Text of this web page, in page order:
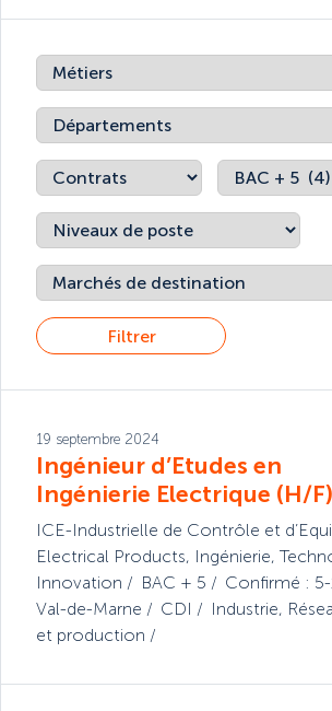
Filtrer
19 septembre 2024
Ingénieur d’Etudes en
Ingénierie Electrique (H/F)
ICE-Industrielle de Contrôle et
Electrical Products, Ingénierie,
Innovation
BAC + 5 Confirmé : 5-
Val-de-Marne
CDI Industrie,
et production